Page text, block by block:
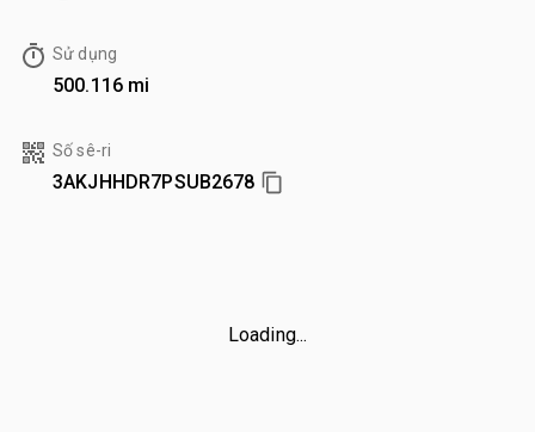
Sử dụng
500.116 mi
Số sê-ri
3AKJHHDR7PSUB2678
Loading...